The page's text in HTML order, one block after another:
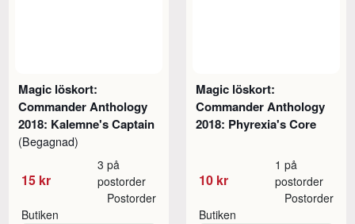
Magic löskort:
Commander Anthology
2018: Kalemne's Captain
(Begagnad)
15 kr
3 på
postorder
Butiken
Postorder
Magic löskort:
Commander Anthology
2018: Phyrexia's Core
10 kr
1 på
postorder
Butiken
Postorder